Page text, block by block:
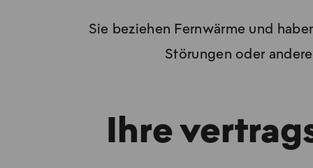
Sie beziehen Fernwärme und
Störungen oder
Ihre